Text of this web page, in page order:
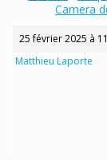
Camera
25 février 2025 à
Matthieu Laporte